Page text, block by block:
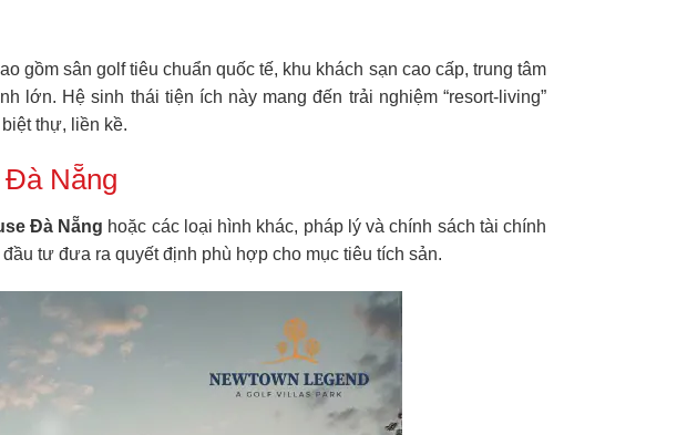
gồm sân golf tiêu chuẩn quốc tế, khu khách sạn cao cấp, trung tâm
lớn. Hệ sinh thái tiện ích này mang đến trải nghiệm “resort-living”
thự, liền kề.
Đà Nẵng
Đà Nẵng hoặc các loại hình khác, pháp lý và chính sách tài chính
tư đưa ra quyết định phù hợp cho mục tiêu tích sản.